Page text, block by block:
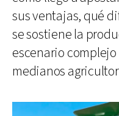
sus ventajas, qué
se sostiene la
escenario
medianos